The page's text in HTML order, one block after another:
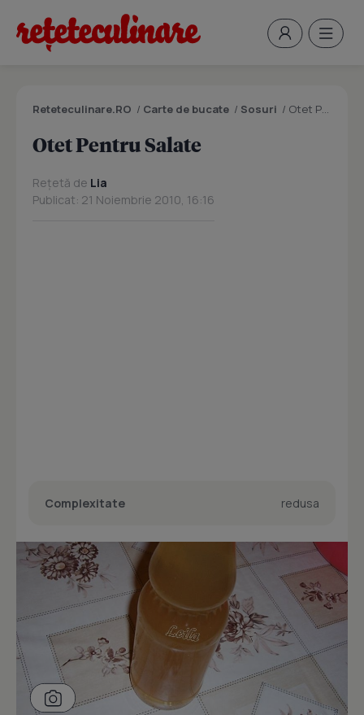
Reteteculinare.RO / Carte de bucate / Sosuri / Otet Pentru Salate
Otet Pentru Salate
Rețetă de Lia
Publicat: 21 Noiembrie 2010, 16:16
Complexitate redusa